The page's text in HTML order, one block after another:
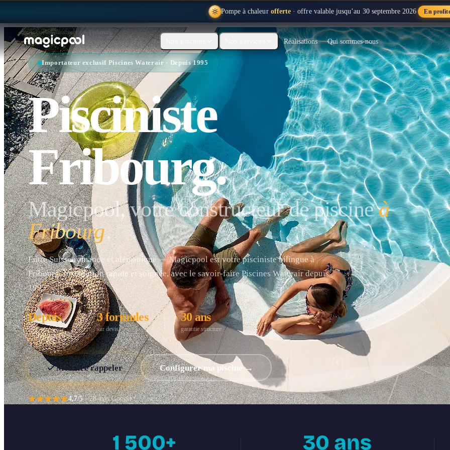
Pompe à chaleur offerte · offre valable jusqu’au 30 septembre 2026 En
Réalisations Qui sommes-nous
Accueil/Construction/ Fribourg
Importateur exclusif Piscines Waterair · Depuis 1995
Pisciniste
Fribourg.
Magicpool, votre constructeur de piscineà
Fribourg.
Entre Suisse romande et alémanique — Magicpool est votre pisciniste bilingue à
Fribourg. Installation rapide et soignée, avec le savoir-faire Piscines Waterair depuis
1995.
Depuis
1995 en Suisse
3 formules
sur devis
30 ans
garantie structure
Me faire rappeler Configurer ma piscine →
4,7/5· 28 avis Google
1 500+ 30 ans